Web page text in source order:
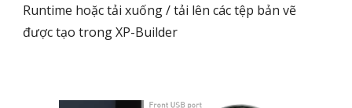
Runtime hoặc tải xuống / tải lên các tệp bản vẽ
được tạo trong XP-Builder